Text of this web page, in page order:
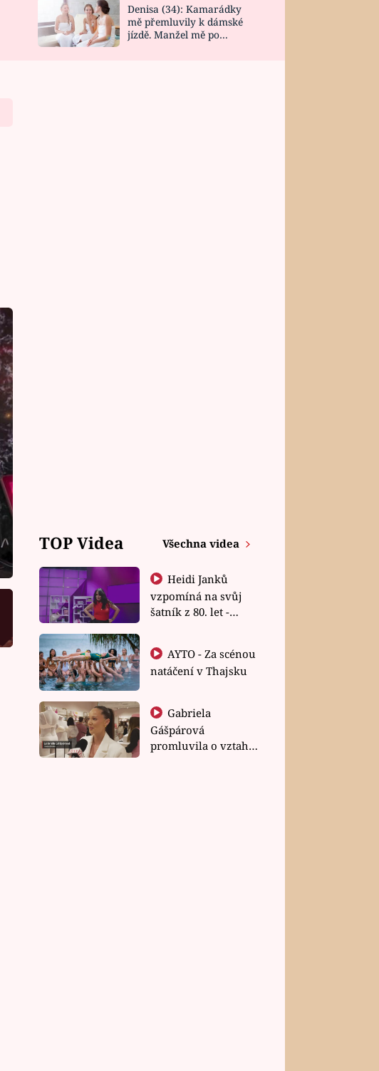
DESIGN
Denisa (34): Kamarádky
mě přemluvily k dámské
jízdě. Manžel mě po
TOP Videa Všechna videa
Heidi Janků
vzpomíná na svůj
šatník z 80. let -
natáčení v Thajsku
Gabriela
Gášpárová
promluvila o vztahu